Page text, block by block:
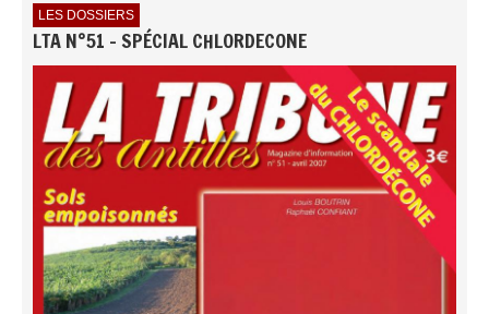
LES DOSSIERS
LTA N°51 - SPÉCIAL CHLORDECONE